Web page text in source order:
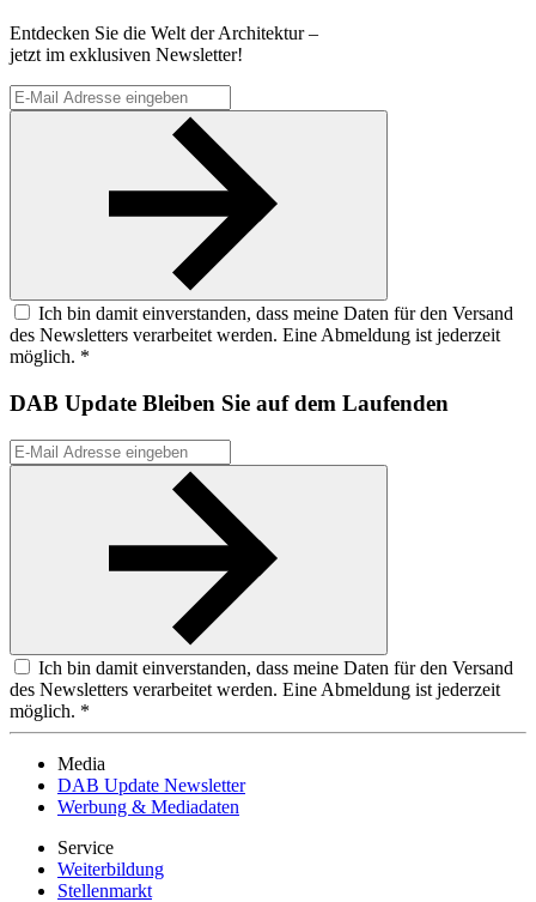
Entdecken Sie die Welt der Architektur –
jetzt im exklusiven Newsletter!
Ich bin damit einverstanden, dass meine Daten für den Versand
des Newsletters verarbeitet werden. Eine Abmeldung ist jederzeit
möglich. *
DAB Update Bleiben Sie auf dem Laufenden
Ich bin damit einverstanden, dass meine Daten für den Versand
des Newsletters verarbeitet werden. Eine Abmeldung ist jederzeit
möglich. *
Media
DAB Update Newsletter
Werbung & Mediadaten
Service
Weiterbildung
Stellenmarkt